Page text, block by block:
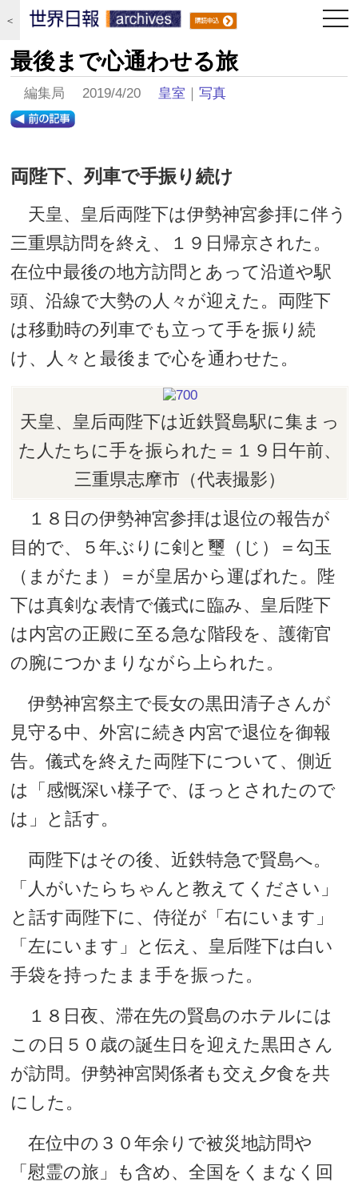
＜
最後まで心通わせる旅
編集局 2019/4/20 皇室 ｜写真
両陛下、列車で手振り続け
天皇、皇后両陛下は伊勢神宮参拝に伴う
三重県訪問を終え、１９日帰京された。
在位中最後の地方訪問とあって沿道や駅
頭、沿線で大勢の人々が迎えた。両陛下
は移動時の列車でも立って手を振り続
け、人々と最後まで心を通わせた。
天皇、皇后両陛下は近鉄賢島駅に集まっ
た人たちに手を振られた＝１９日午前、
三重県志摩市（代表撮影）
１８日の伊勢神宮参拝は退位の報告が
目的で、５年ぶりに剣と璽（じ）＝勾玉
（まがたま）＝が皇居から運ばれた。陛
下は真剣な表情で儀式に臨み、皇后陛下
は内宮の正殿に至る急な階段を、護衛官
の腕につかまりながら上られた。
伊勢神宮祭主で長女の黒田清子さんが
見守る中、外宮に続き内宮で退位を御報
告。儀式を終えた両陛下について、側近
は「感慨深い様子で、ほっとされたので
は」と話す。
両陛下はその後、近鉄特急で賢島へ。
「人がいたらちゃんと教えてください」
と話す両陛下に、侍従が「右にいます」
「左にいます」と伝え、皇后陛下は白い
手袋を持ったまま手を振った。
１８日夜、滞在先の賢島のホテルには
この日５０歳の誕生日を迎えた黒田さん
が訪問。伊勢神宮関係者も交え夕食を共
にした。
在位中の３０年余りで被災地訪問や
「慰霊の旅」も含め、全国をくまなく回